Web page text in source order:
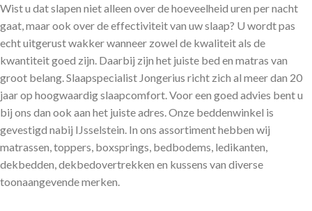
Wist u dat slapen niet alleen over de hoeveelheid uren per nacht
gaat, maar ook over de effectiviteit van uw slaap? U wordt pas
echt uitgerust wakker wanneer zowel de kwaliteit als de
kwantiteit goed zijn. Daarbij zijn het juiste bed en matras van
groot belang. Slaapspecialist Jongerius richt zich al meer dan 20
jaar op hoogwaardig slaapcomfort. Voor een goed advies bent u
bij ons dan ook aan het juiste adres. Onze beddenwinkel is
gevestigd nabij IJsselstein. In ons assortiment hebben wij
matrassen, toppers, boxsprings, bedbodems, ledikanten,
dekbedden, dekbedovertrekken en kussens van diverse
toonaangevende merken.